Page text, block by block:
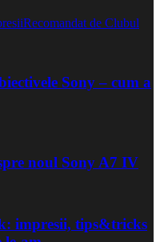
Recomandat de Clubul
Sony – cum a
noul Sony A7 IV
impresii, tips&tricks